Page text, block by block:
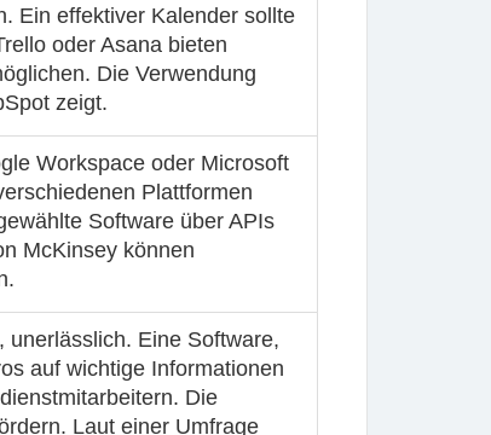
Ein effektiver Kalender sollte
oder Asana bieten
Die Verwendung
zeigt.
Workspace oder Microsoft
Plattformen
Software über APIs
McKinsey können
unerlässlich. Eine Software,
auf wichtige Informationen
Die
Laut einer Umfrage